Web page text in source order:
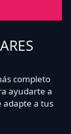
completo
ayudarte a
adapte a tus